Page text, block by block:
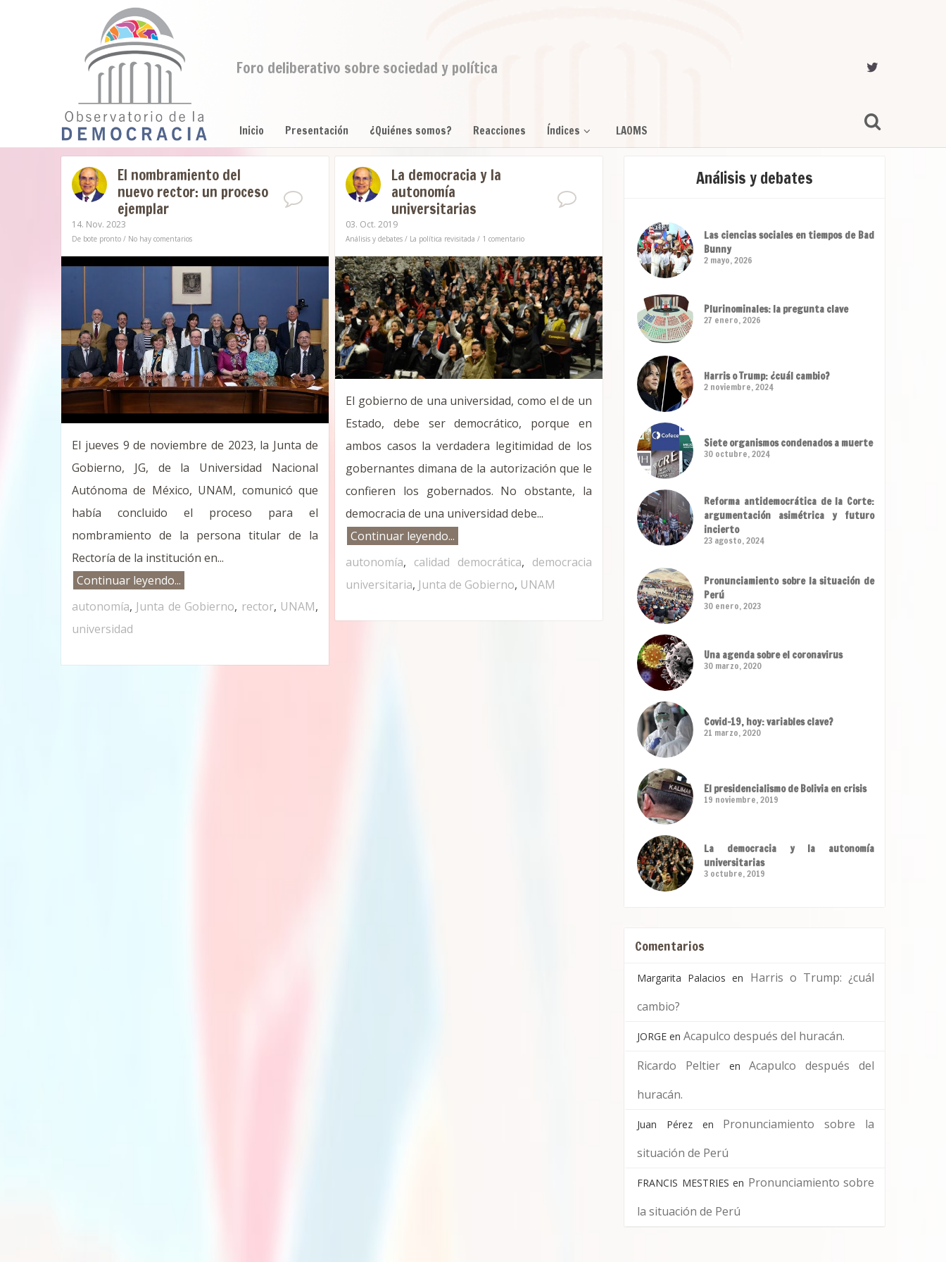
Foro deliberativo sobre sociedad y política
Inicio Presentación ¿Quiénes somos? Reacciones Índices LAOMS
El nombramiento del
nuevo rector: un proceso
ejemplar
14. Nov. 2023
De bote pronto / No hay comentarios
El jueves 9 de noviembre de 2023, la Junta de
Gobierno, JG, de la Universidad Nacional
Autónoma de México, UNAM, comunicó que
había concluido el proceso para el
nombramiento de la persona titular de la
Rectoría de la institución en...
Continuar leyendo...
autonomía, Junta de Gobierno, rector, UNAM,
universidad
La democracia y la
autonomía
universitarias
03. Oct. 2019
Análisis y debates / La política revisitada / 1 comentario
El gobierno de una universidad, como el de un
Estado, debe ser democrático, porque en
ambos casos la verdadera legitimidad de los
gobernantes dimana de la autorización que le
confieren los gobernados. No obstante, la
democracia de una universidad debe...
Continuar leyendo...
autonomía, calidad democrática, democracia
universitaria, Junta de Gobierno, UNAM
Análisis y debates
Las ciencias sociales en tiempos de Bad
Bunny
2 mayo, 2026
Plurinominales: la pregunta clave
27 enero, 2026
Harris o Trump: ¿cuál cambio?
2 noviembre, 2024
Siete organismos condenados a muerte
30 octubre, 2024
Reforma antidemocrática de la Corte:
argumentación asimétrica y futuro
incierto
23 agosto, 2024
Pronunciamiento sobre la situación de
Perú
30 enero, 2023
Una agenda sobre el coronavirus
30 marzo, 2020
Covid-19, hoy: variables clave?
21 marzo, 2020
El presidencialismo de Bolivia en crisis
19 noviembre, 2019
La democracia y la autonomía
universitarias
3 octubre, 2019
Comentarios
Margarita Palacios en Harris o Trump: ¿cuál
cambio?
JORGE en Acapulco después del huracán.
Ricardo PeltierenAcapulco después del
huracán.
Juan Pérezen Pronunciamiento sobre la
situación de Perú
FRANCIS MESTRIES en Pronunciamiento sobre
la situación de Perú